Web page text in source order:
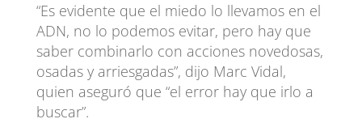
“Es evidente que el miedo lo llevamos en el
ADN, no lo podemos evitar, pero hay que
saber combinarlo con acciones novedosas,
osadas y arriesgadas”, dijo Marc Vidal,
quien aseguró que “el error hay que irlo a
buscar”.